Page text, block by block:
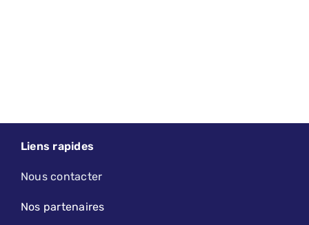
Liens rapides
Nous contacter
Nos partenaires